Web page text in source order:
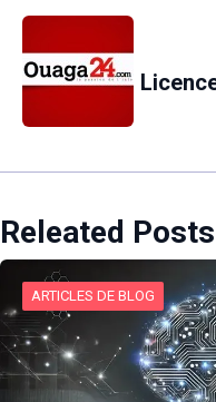
Releated Posts
ARTICLES DE BLOG